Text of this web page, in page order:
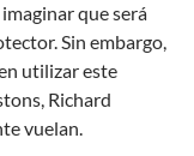
que será
Sin embargo,
utilizar este
Richard
vuelan.